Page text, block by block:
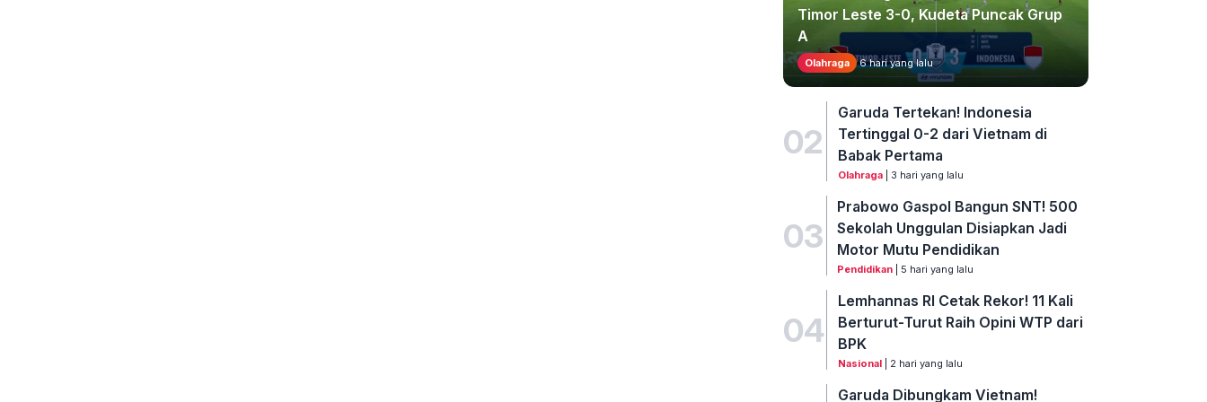
Timor Leste 3-0, Kudeta Puncak Grup
A
Olahraga 6 hari yang lalu
02
Garuda Tertekan! Indonesia
Tertinggal 0-2 dari Vietnam di
Babak Pertama
Olahraga| 3 hari yang lalu
03
Prabowo Gaspol Bangun SNT! 500
Sekolah Unggulan Disiapkan Jadi
Motor Mutu Pendidikan
Pendidikan | 5 hari yang lalu
04
Lemhannas RI Cetak Rekor! 11 Kali
Berturut-Turut Raih Opini WTP dari
BPK
Nasional| 2 hari yang lalu
Garuda Dibungkam Vietnam!